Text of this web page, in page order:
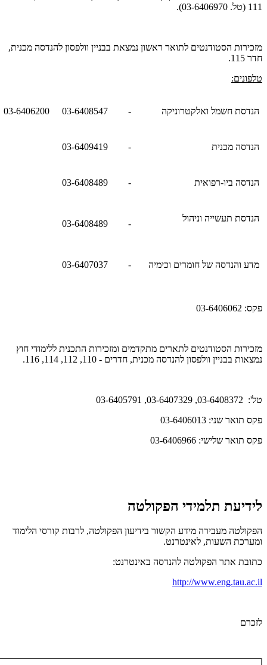
111 (טל. 03-6406970).
מזכירות הסטודנטים לתואר ראשון נמצאת בבניין וולפסון להנדסה מכנית,
חדר 115.
טלפונים:
הנדסת חשמל ואלקטרוניקה -
03-6408547
03-6406200
הנדסה מכנית -
03-6409419
הנדסה ביו-רפואית -
03-6408489
הנדסת תעשייה וניהול
-
03-6408489
מדע והנדסה של חומרים וכימיה -
03-6407037
פקס: 03-6406062
מזכירות הסטודנטים לתארים מתקדמים ומזכירות התכנית ללימודי חוץ
נמצאות בבניין וולפסון להנדסה מכנית, חדרים - 110, 112, 114, 116.
טל': 03-6408372, 03-6407329, 03-6405791
פקס תואר שני: 03-6406013
פקס תואר שלישי: 03-6406966
לידיעת תלמידי הפקולטה
הפקולטה מעבירה מידע הקשור בידיעון הפקולטה, לרבות קורסי הלימוד
ומערכת השעות, לאינטרנט.
כתובת אתר הפקולטה להנדסה באינטרנט:
http://www.eng.tau.ac.il
לזכרם